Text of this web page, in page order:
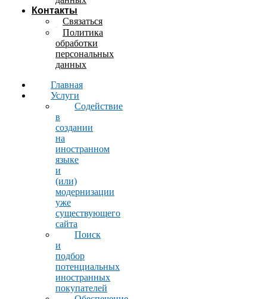
Контакты
Связаться
Политика
обработки
персональных
данных
Главная
Услуги
Содействие
в
создании
на
иностранном
языке
и
(или)
модернизации
уже
существующего
сайта
Поиск
и
подбор
потенциальных
иностранных
покупателей